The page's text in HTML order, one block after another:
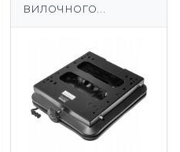
вилочного
амортизации